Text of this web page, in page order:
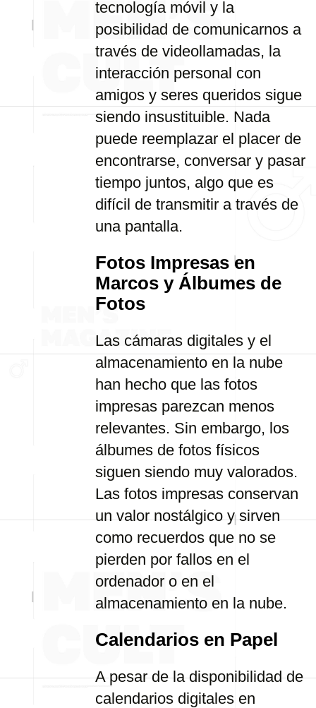
tecnología móvil y la
posibilidad de comunicarnos a
través de videollamadas, la
interacción personal con
amigos y seres queridos sigue
siendo insustituible. Nada
puede reemplazar el placer de
encontrarse, conversar y pasar
tiempo juntos, algo que es
difícil de transmitir a través de
una pantalla.
Fotos Impresas en
Marcos y Álbumes de
Fotos
Las cámaras digitales y el
almacenamiento en la nube
han hecho que las fotos
impresas parezcan menos
relevantes. Sin embargo, los
álbumes de fotos físicos
siguen siendo muy valorados.
Las fotos impresas conservan
un valor nostálgico y sirven
como recuerdos que no se
pierden por fallos en el
ordenador o en el
almacenamiento en la nube.
Calendarios en Papel
A pesar de la disponibilidad de
calendarios digitales en